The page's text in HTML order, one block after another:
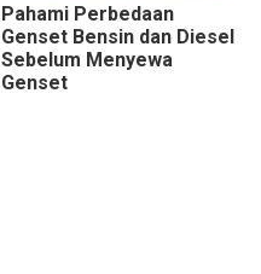
Pahami Perbedaan
Genset Bensin dan Diesel
Sebelum Menyewa
Genset